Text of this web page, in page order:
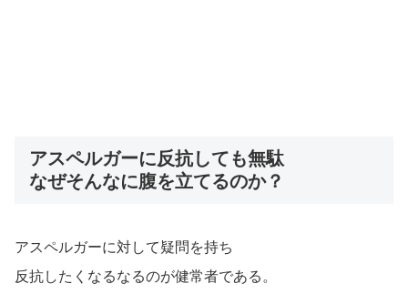
アスペルガーに反抗しても無駄
なぜそんなに腹を立てるのか？
アスペルガーに対して疑問を持ち
反抗したくなるなるのが健常者である。